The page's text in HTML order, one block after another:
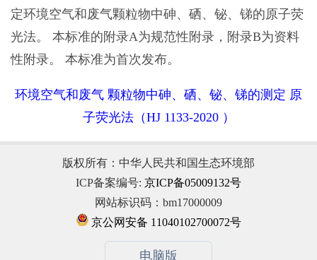
定环境空气和废气颗粒物中砷、硒、铋、锑的原子荧
光法。 本标准的附录A为规范性附录，附录B为资料
性附录。 本标准为首次发布。
环境空气和废气 颗粒物中砷、硒、铋、锑的测定 原
子荧光法（HJ 1133-2020 ）
版权所有：中华人民共和国生态环境部
ICP备案编号: 京ICP备05009132号
网站标识码：bm17000009
京公网安备 11040102700072号
电脑版